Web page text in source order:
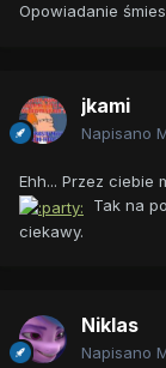
Opowiadanie
jkami
Napisano
Ehh... Przez ciebie
Tak na
ciekawy.
Niklas
Napisano